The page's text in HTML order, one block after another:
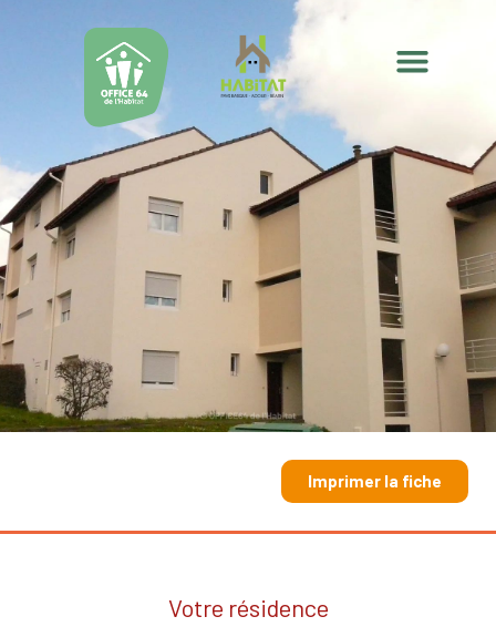
Imprimer la fiche
Votre résidence